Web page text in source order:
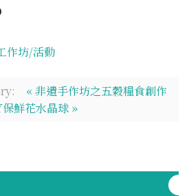
作坊/活動
« 非遺手作坊之五穀糧食創作
鮮花水晶球 »